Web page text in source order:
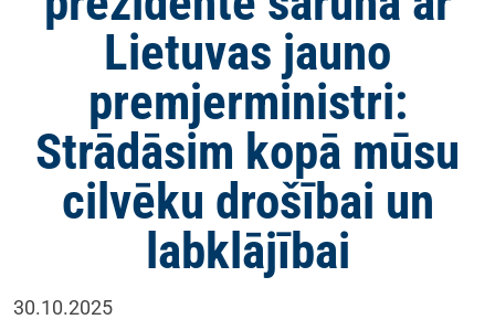
Lietuvas jauno
premjerministri:
Strādāsim kopā mūsu
cilvēku drošībai un
labklājībai
30.10.2025